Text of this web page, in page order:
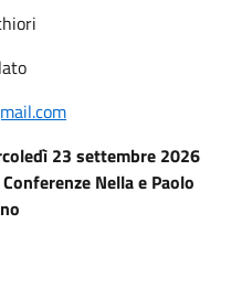
23 settembre 2026
Nella e Paolo